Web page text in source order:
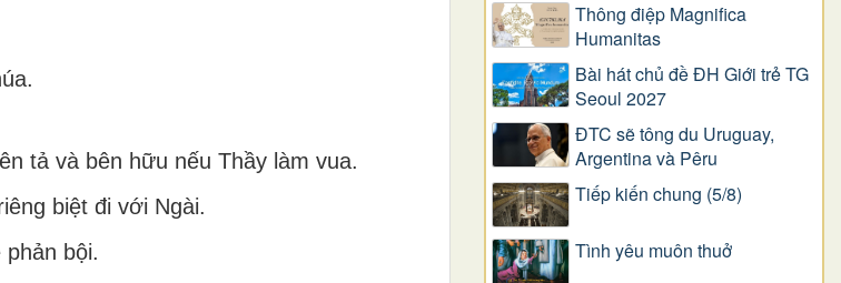
tả và bên hữu nếu Thầy làm vua.
biệt đi với Ngài.
bội.
Thông điệp Magnifica
Humanitas
Bài hát chủ đề ĐH Giới trẻ TG
Seoul 2027
ĐTC sẽ tông du Uruguay,
Argentina và Pêru
Tiếp kiến chung (5/8)
Tình yêu muôn thuở